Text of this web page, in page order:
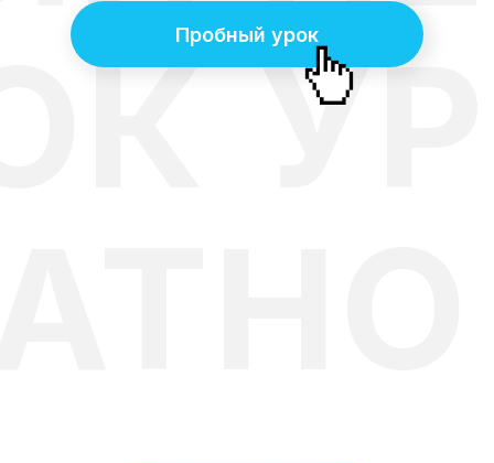
Пробный урок